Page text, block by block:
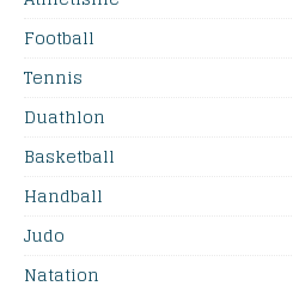
Football
Tennis
Duathlon
Basketball
Handball
Judo
Natation